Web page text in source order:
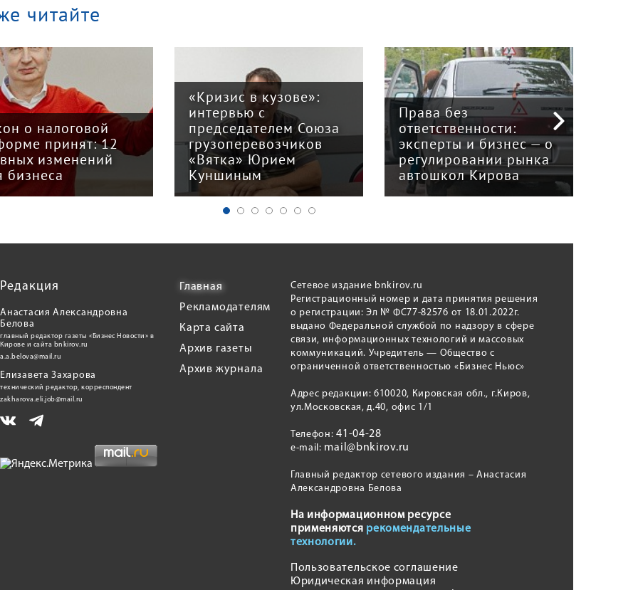
читайте
о налоговой
принят: 12
изменений
бизнеса
«Кризис в кузове»:
интервью с
председателем Союза
грузоперевозчиков
«Вятка» Юрием
Куншиным
Права без
ответственности:
эксперты и бизнес — о
регулировании рынка
автошкол Кирова
Редакция
Анастасия Александровна
Белова
главный редактор газеты «Бизнес Новости» в
Кирове и сайта bnkirov.ru
a.a.belova@mail.ru
Елизавета Захарова
технический редактор, корреспондент
zakharova.eli.job@mail.ru
Главная
Рекламодателям
Карта сайта
Архив газеты
Архив журнала
Сетевое издание bnkirov.ru
Регистрационный номер и дата принятия решения
о регистрации: Эл № ФС77-82576 от 18.01.2022г.
выдано Федеральной службой по надзору в сфере
связи, информационных технологий и массовых
коммуникаций. Учредитель — Общество с
ограниченной ответственностью «Бизнес Ньюс»
Адрес редакции: 610020, Кировская обл., г.Киров,
ул.Московская, д.40, офис 1/1
Телефон:41-04-28
e-mail: mail@bnkirov.ru
Главный редактор сетевого издания – Анастасия
Александровна Белова
На информационном ресурсе
применяются рекомендательные
технологии.
Пользовательское соглашение
Юридическая информация